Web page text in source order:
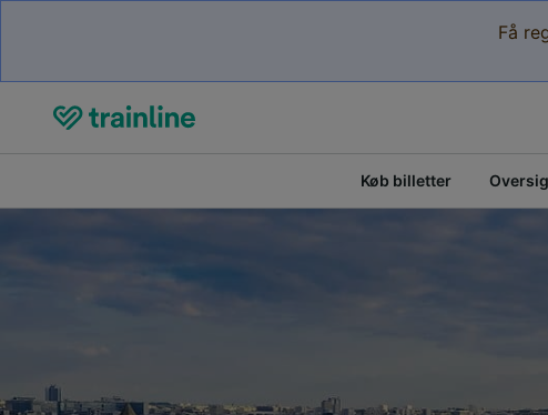
Få
Køb billetter